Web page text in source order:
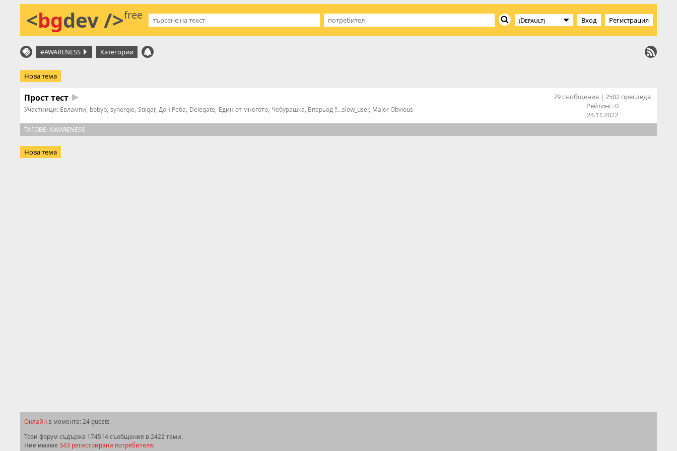
<bgdev />free Вход Регистрация
#AWARENESS Категории
Нова тема
Прост тест
Участници: Евлампи bobyb synergie Stilgar Дон Реба Delegate Един от многото Чебурашка, Вперьод !!!slow_user Major Obvious
79 съобщения | 2502 прегледа
Рейтинг:0
24.11.2022
ТАГОВЕ: AWARENESS
Нова тема
Онлайн в момента: 24 guests
Този форум съдържа 174514 съобщения в 2422 теми.
Ние имаме 343 регистрирани потребителя.